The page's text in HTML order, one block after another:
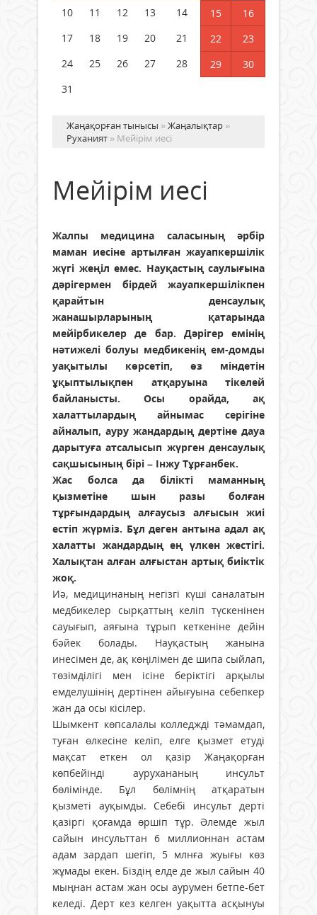
10
11 12 13 14 15
16
17
18 19 20 21 22
23
24
25 26 27 28 29
30
31
Жаңақорған тынысы »Жаңалықтар »
Руханият » Мейірім иесі
Мейірім иесі
Жалпы медицина саласының әрбір
маман иесіне артылған жауапкершілік
жүгі жеңіл емес. Науқастың саулығына
дәрігермен бірдей жауапкершілікпен
қарайтын денсаулық
жанашырларының қатарында
мейірбикелер де бар. Дәрігер емінің
нәтижелі болуы медбикенің ем-домды
уақытылы көрсетіп, өз міндетін
ұқыптылықпен атқаруына тікелей
байланысты. Осы орайда, ақ
халаттылардың айнымас серігіне
айналып, ауру жандардың дертіне дауа
дарытуға атсалысып жүрген денсаулық
сақшысының бірі – Інжу Тұрғанбек.
Жас болса да білікті маманның
қызметіне шын разы болған
тұрғындардың алғаусыз алғысын жиі
естіп жүрміз. Бұл деген антына адал ақ
халатты жандардың ең үлкен жестігі.
Халықтан алған алғыстан артық биіктік
жоқ.
Иә, медицинаның негізгі күші саналатын
медбикелер сырқаттың келіп түскенінен
сауығып, аяғына тұрып кеткеніне дейін
бәйек болады. Науқастың жанына
инесімен де, ақ көңілімен де шипа сыйлап,
төзімділігі мен ісіне беріктігі арқылы
емделушінің дертінен айығуына себепкер
жан да осы кісілер.
Шымкент көпсалалы колледжді тәмамдап,
туған өлкесіне келіп, елге қызмет етуді
мақсат еткен ол қазір Жаңақорған
көпбейінді аурухананың инсульт
бөлімінде. Бұл бөлімнің атқаратын
қызметі ауқымды. Себебі инсульт дерті
қазіргі қоғамда өршіп тұр. Әлемде жыл
сайын инсульттан 6 миллионнан астам
адам зардап шегіп, 5 млнға жуығы көз
жұмады екен. Біздің елде де жыл сайын 40
мыңнан астам жан осы аурумен бетпе-бет
келеді. Дерт кез келген уақытта асқынуы